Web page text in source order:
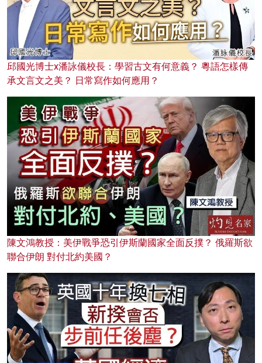
邱國光博士x潘詠儀校長：學習古文有何意義？ 粵語怎樣傳
承文言文之美？ 日常寫作如何應用？
陳文鴻教授：美伊戰爭恐引伊斯蘭國家全面反撲？ 俄羅斯欲
聯合伊朗 對付北約美國？